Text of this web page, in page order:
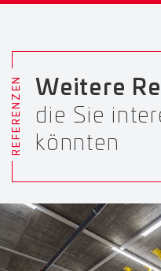
REFERENZEN
Weitere
die Sie
könnten